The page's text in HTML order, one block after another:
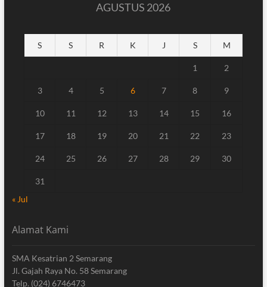
AGUSTUS 2026
S S R K J S M
1 2
3 4 5 6 7 8 9
10 11 12 13 14 15 16
17 18 19 20 21 22 23
24 25 26 27 28 29 30
31
« Jul
Alamat Kami
SMA Kesatrian 2 Semarang
Jl. Gajah Raya No. 58 Semarang
Telp. (024) 6746473